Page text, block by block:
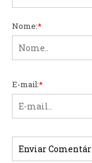
Nome:*
E-mail:*